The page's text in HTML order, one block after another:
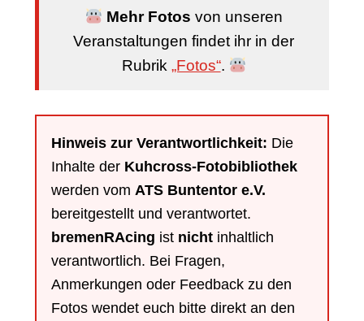
Mehr Fotos von unseren
Veranstaltungen findet ihr in der
Rubrik „Fotos“.
Hinweis zur Verantwortlichkeit: Die
Inhalte der Kuhcross-Fotobibliothek
werden vom ATS Buntentor e.V.
bereitgestellt und verantwortet.
bremenRAcing ist nichtinhaltlich
verantwortlich. Bei Fragen,
Anmerkungen oder Feedback zu den
Fotos wendet euch bitte direkt an den